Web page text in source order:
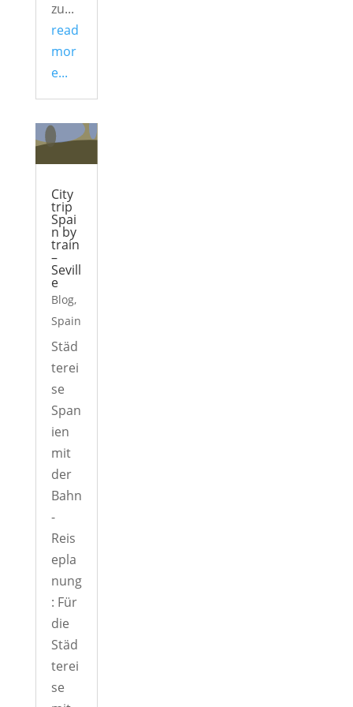
zu...
read
mor
e...
City
trip
Spai
n by
train
–
Sevill
e
Blog,
Spain
Städ
terei
se
Span
ien
mit
der
Bahn
-
Reis
epla
nung
: Für
die
Städ
terei
se